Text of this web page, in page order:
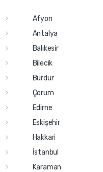
Afyon
Antalya
Balıkesir
Bilecik
Burdur
Çorum
Edirne
Eskişehir
Hakkari
İstanbul
Karaman